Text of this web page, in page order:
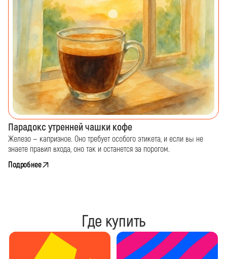
Парадокс утренней чашки кофе
Железо — капризное. Оно требует особого этикета, и если вы не
знаете правил входа, оно так и останется за порогом.
Подробнее
Где купить